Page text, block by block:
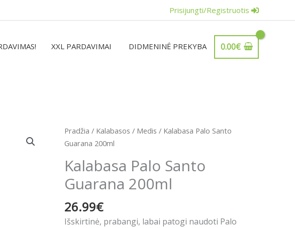
Prisijungti/Registruotis
XXL PARDAVIMAI DIDMENINĖ PREKYBA 0.00€
Pradžia / Kalabasos / Medis / Kalabasa Palo Santo
Guarana 200ml
Kalabasa Palo Santo
Guarana 200ml
26.99€
Išskirtinė, prabangi, labai patogi naudoti Palo